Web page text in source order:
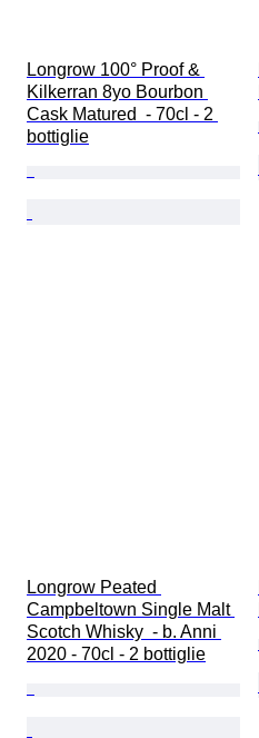
Longrow 100° Proof &
Kilkerran 8yo Bourbon
Cask Matured  - 70cl - 2
bottiglie
Longrow Peated
Campbeltown Single Malt
Scotch Whisky  - b. Anni
2020 - 70cl - 2 bottiglie